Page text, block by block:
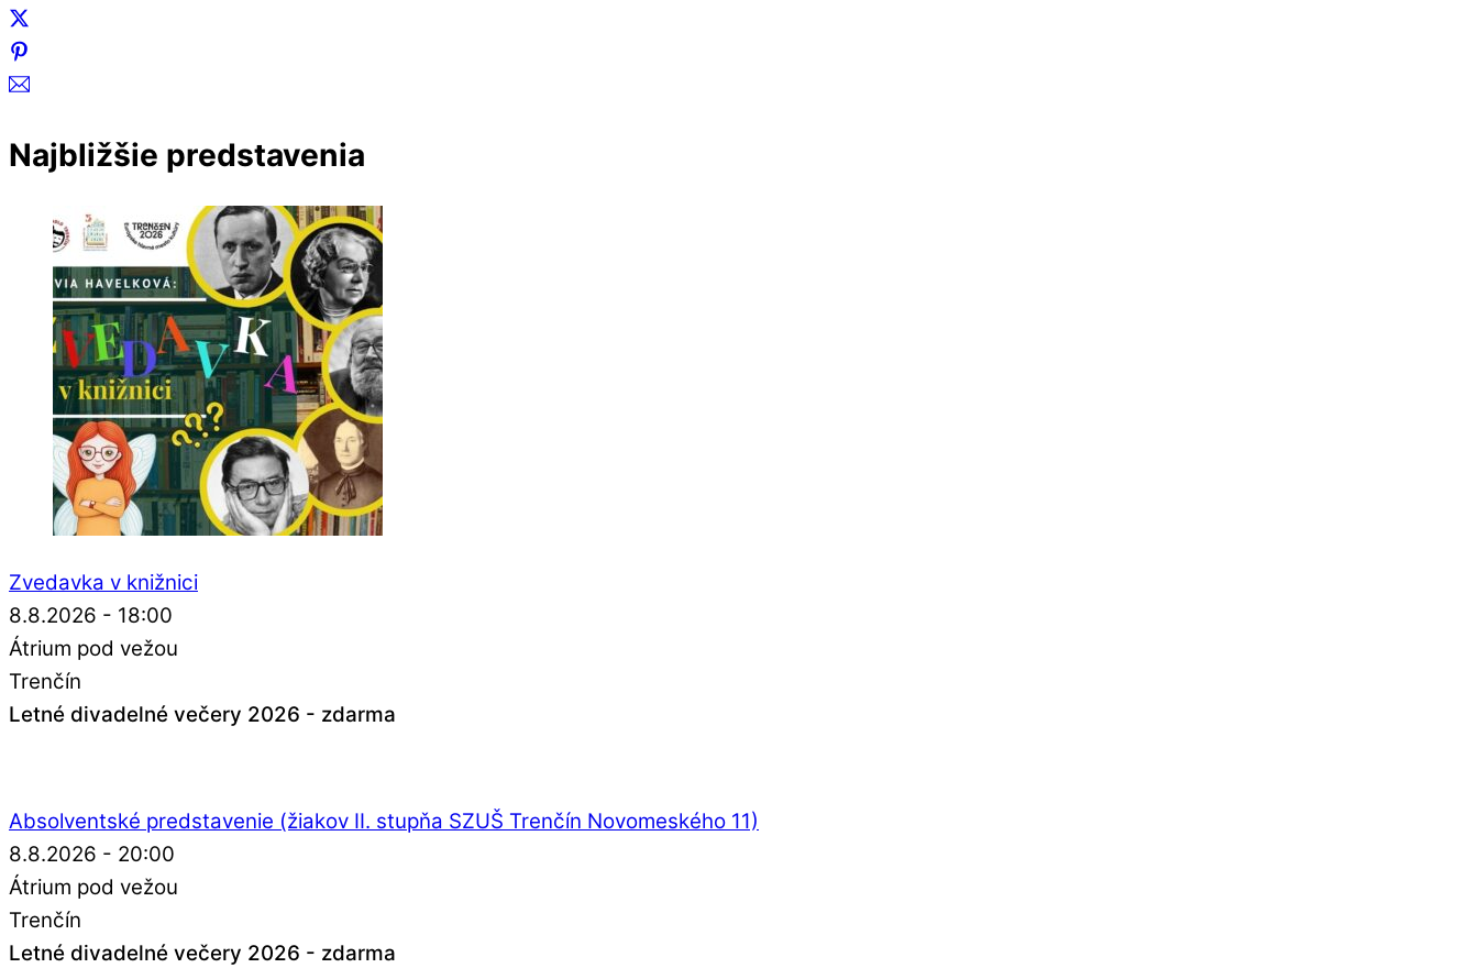
Najbližšie predstavenia
Zvedavka v knižnici
8.8.2026 - 18:00
Átrium pod vežou
Trenčín
Letné divadelné večery 2026 - zdarma
Absolventské predstavenie (žiakov II. stupňa SZUŠ Trenčín Novomeského 11)
8.8.2026 - 20:00
Átrium pod vežou
Trenčín
Letné divadelné večery 2026 - zdarma